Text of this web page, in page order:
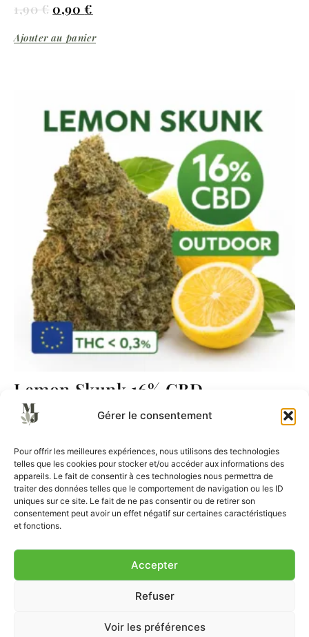
Gérer le consentement
Pour offrir les meilleures expériences, nous utilisons des technologies
telles que les cookies pour stocker et/ou accéder aux informations des
appareils. Le fait de consentir à ces technologies nous permettra de
traiter des données telles que le comportement de navigation ou les ID
uniques sur ce site. Le fait de ne pas consentir ou de retirer son
consentement peut avoir un effet négatif sur certaines caractéristiques
et fonctions.
Accepter
Refuser
Voir les préférences
1,90€ 0,90€
Ajouter au panier
Lemon Skunk 16% CBD
5,00
CGV CGU Mentions Légales Paiement sécurisé
Livraison
Nous contacter